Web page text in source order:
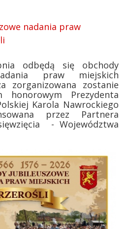
nadania praw
odbędą się obchody
praw miejskich
zorganizowana zostanie
honorowym Prezydenta
Karola Nawrockiego
przez Partnera
- Województwa